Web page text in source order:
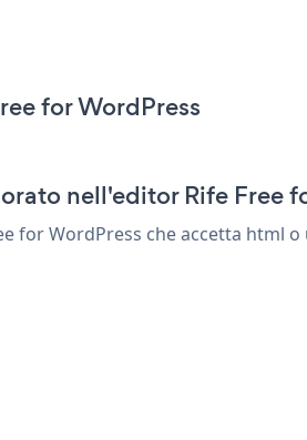
for WordPress
nell'editor Rife Free
for WordPress che accetta html